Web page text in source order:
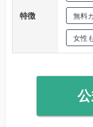
特徴 無料
女性